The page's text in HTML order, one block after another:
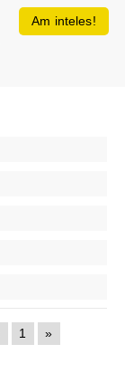
1 »
Am inteles!